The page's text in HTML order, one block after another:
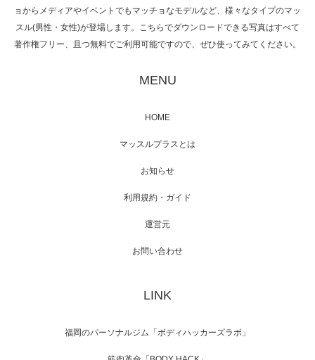
映画「メカバース」舞台挨拶へマッスルプラ
【TV】NHK BS「COOL JAPAN 」にてマッス
「ねとらぼ」さんに…
ョからメディアやイベントでもマッチョなモデルなど、様々なタイプのマッ
スル(男性・女性)が登場します。こちらでダウンロードできる写真はすべて
著作権フリー、且つ無料でご利用可能ですので、ぜひ使ってみてください。
MENU
HOME
マッスルプラスとは
お知らせ
利用規約・ガイド
運営元
お問い合わせ
LINK
福岡のパーソナルジム「ボディハッカーズラボ」